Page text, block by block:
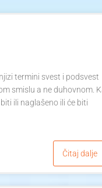
termini svest i podsvest
smislu a ne duhovnom.
ili naglašeno ili će biti
Čitaj dalje